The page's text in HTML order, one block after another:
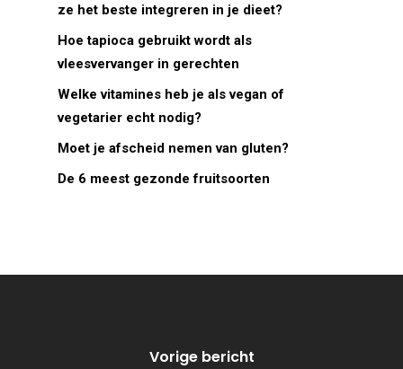
ze het beste integreren in je dieet?
Hoe tapioca gebruikt wordt als
vleesvervanger in gerechten
Welke vitamines heb je als vegan of
vegetarier echt nodig?
Moet je afscheid nemen van gluten?
De 6 meest gezonde fruitsoorten
Vorige bericht